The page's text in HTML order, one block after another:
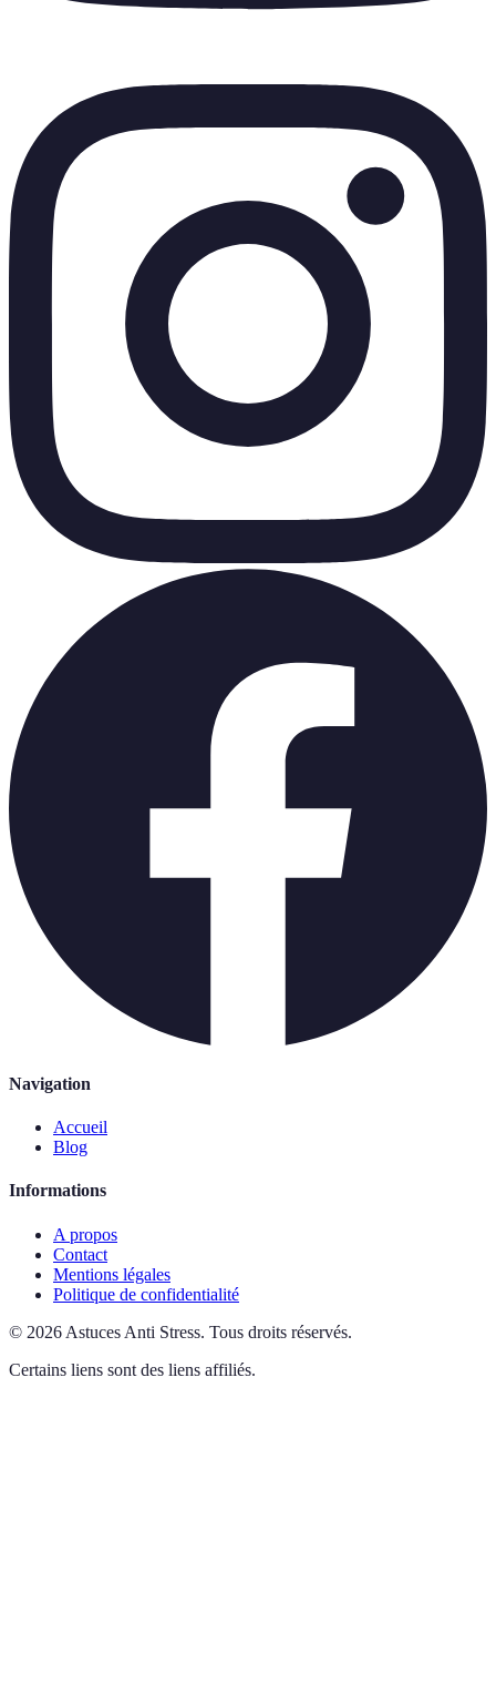
Navigation
Accueil
Blog
Informations
A propos
Contact
Mentions légales
Politique de confidentialité
© 2026 Astuces Anti Stress. Tous droits réservés.
Certains liens sont des liens affiliés.